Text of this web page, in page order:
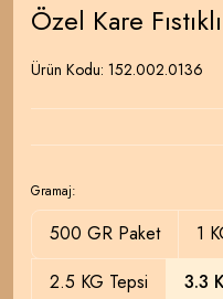
Özel Kare
Ürün Kodu: 152.002.0136
Gramaj:
500 GR Paket 1
2.5 KG Tepsi
3.3